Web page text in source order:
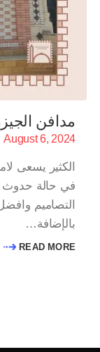
مدافن
August 6, 2024
الكثير يسعى
في حالة حدوث
التصاميم
بالإضافة…
READ MORE